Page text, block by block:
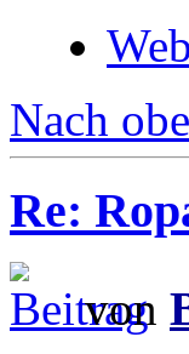
Nach
Re:
von